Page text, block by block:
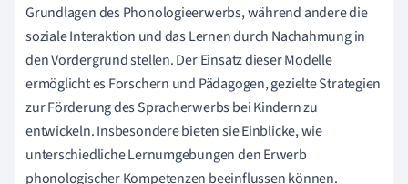
Grundlagen des Phonologieerwerbs, während andere die
soziale Interaktion und das Lernen durch Nachahmung in
den Vordergrund stellen. Der Einsatz dieser Modelle
ermöglicht es Forschern und Pädagogen, gezielte Strategien
zur Förderung des Spracherwerbs bei Kindern zu
entwickeln. Insbesondere bieten sie Einblicke, wie
unterschiedliche Lernumgebungen den Erwerb
phonologischer Kompetenzen beeinflussen können.